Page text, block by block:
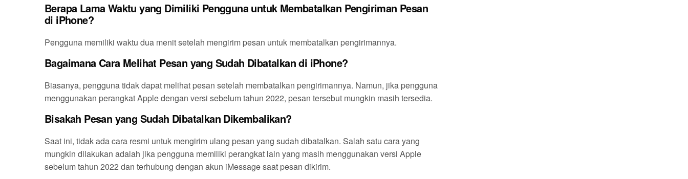
Berapa Lama Waktu yang Dimiliki Pengguna untuk Membatalkan Pengiriman Pesan
di iPhone?
Pengguna memiliki waktu dua menit setelah mengirim pesan untuk membatalkan pengirimannya.
Bagaimana Cara Melihat Pesan yang Sudah Dibatalkan di iPhone?
Biasanya, pengguna tidak dapat melihat pesan setelah membatalkan pengirimannya. Namun, jika pengguna
menggunakan perangkat Apple dengan versi sebelum tahun 2022, pesan tersebut mungkin masih tersedia.
Bisakah Pesan yang Sudah Dibatalkan Dikembalikan?
Saat ini, tidak ada cara resmi untuk mengirim ulang pesan yang sudah dibatalkan. Salah satu cara yang
mungkin dilakukan adalah jika pengguna memiliki perangkat lain yang masih menggunakan versi Apple
sebelum tahun 2022 dan terhubung dengan akun iMessage saat pesan dikirim.